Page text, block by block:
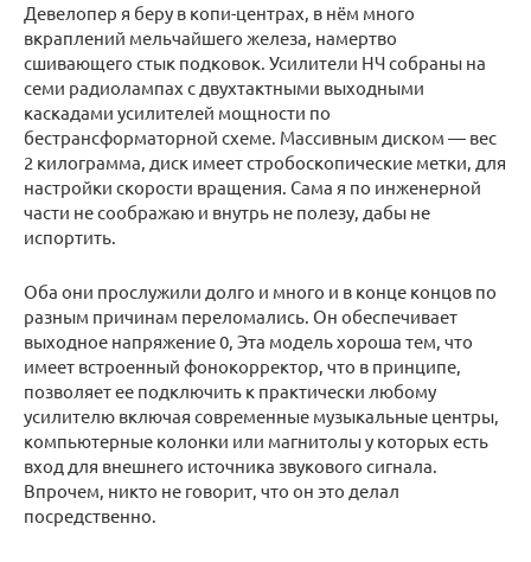
Девелопер я беру в копи-центрах, в нём много
вкраплений мельчайшего железа, намертво
сшивающего стык подковок. Усилители НЧ собраны на
семи радиолампах с двухтактными выходными
каскадами усилителей мощности по
бестрансформаторной схеме. Массивным диском — вес
2 килограмма, диск имеет стробоскопические метки, для
настройки скорости вращения. Сама я по инженерной
части не соображаю и внутрь не полезу, дабы не
испортить.
Оба они прослужили долго и много и в конце концов по
разным причинам переломались. Он обеспечивает
выходное напряжение 0, Эта модель хороша тем, что
имеет встроенный фонокорректор, что в принципе,
позволяет ее подключить к практически любому
усилителю включая современные музыкальные центры,
компьютерные колонки или магнитолы у которых есть
вход для внешнего источника звукового сигнала.
Впрочем, никто не говорит, что он это делал
посредственно.